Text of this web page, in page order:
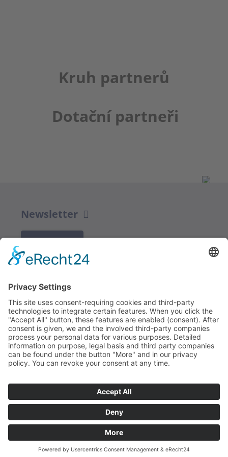
Kruh partnerů
Dotační partneři
Newsletter
Redakce bbkult.net
Centrum Bavaria Bohemia (CeBB)
Dr. Veronika Hofinger
Freyung 1, 92539 Schönsee
Tel.:+49 (0)9674 / 92 48 78
veronika.hofinger@cebb.de
bbkult.net
Ochrana osobních údajů